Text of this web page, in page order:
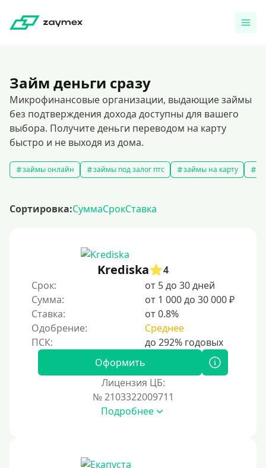
Займ деньги сразу
Микрофинансовые организации, выдающие займы
без подтверждения дохода доступны для вашего
выбора. Получите деньги переводом на карту
быстро и не выходя из дома.
займы онлайн займы под залог птс займы на карту
Сортировка:СуммаСрокСтавка
Krediska
4
Срок:
от 5 до 30 дней
Сумма:
от 1 000 до 30 000 ₽
Ставка:
от 0.8%
Одобрение:
Среднее
Оформить
Лицензия ЦБ:
№ 2103322009711
Подробнее